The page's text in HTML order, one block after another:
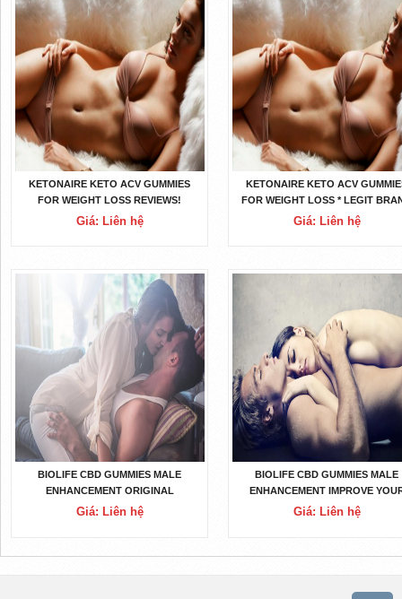
KETONAIRE KETO ACV GUMMIES
FOR WEIGHT LOSS REVIEWS!
Giá: Liên hệ
KETONAIRE KETO ACV
FOR WEIGHT LOSS * LEGIT
OR CHEAP SCAM?
Giá: Liên hệ
BIOLIFE CBD GUMMIES MALE
ENHANCEMENT ORIGINAL
PRODUCT!
Giá: Liên hệ
BIOLIFE CBD GUMMIES MALE
ENHANCEMENT IMPROVE
SEXUAL DRIVE! READ ALL
Giá: Liên hệ